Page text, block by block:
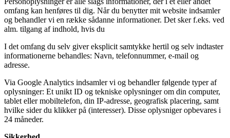
omfang kan henføres til dig. Når du benytter mit website indsamler
og behandler vi en række sådanne informationer. Det sker f.eks. ved
alm. tilgang af indhold, hvis du
I det omfang du selv giver eksplicit samtykke hertil og selv indtaster
informationerne behandles: Navn, telefonnummer, e-mail og
adresse.
Via Google Analytics indsamler vi og behandler følgende typer af
oplysninger: Et unikt ID og tekniske oplysninger om din computer,
tablet eller mobiltelefon, din IP-adresse, geografisk placering, samt
hvilke sider du klikker på (interesser). Disse oplysniger opbevares i
24 måneder.